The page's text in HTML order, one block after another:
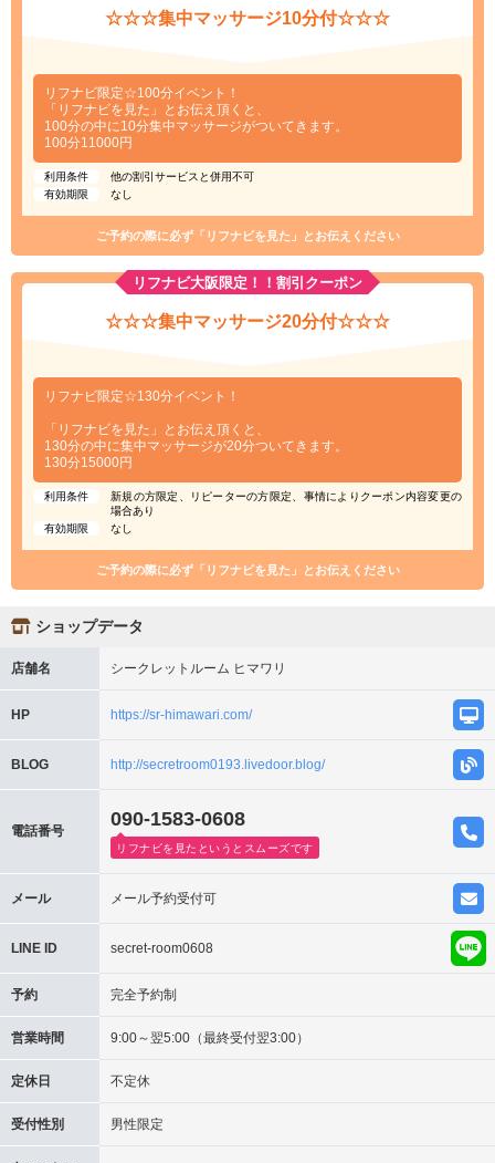
☆☆☆集中マッサージ10分付☆☆☆
リフナビ限定☆100分イベント！
「リフナビを見た」とお伝え頂くと、
100分の中に10分集中マッサージがついてきます。
100分11000円
利用条件
他の割引サービスと併用不可
有効期限
なし
ご予約の際に必ず「リフナビを見た」とお伝えください
リフナビ大阪限定！！割引クーポン
☆☆☆集中マッサージ20分付☆☆☆
リフナビ限定☆130分イベント！
「リフナビを見た」とお伝え頂くと、
130分の中に集中マッサージが20分ついてきます。
130分15000円
利用条件
新規の方限定、リピーターの方限定、事情によりクーポン内容変更の
場合あり
有効期限
なし
ご予約の際に必ず「リフナビを見た」とお伝えください
ショップデータ
店舗名 シークレットルーム ヒマワリ
HP https://sr-himawari.com/
BLOG http://secretroom0193.livedoor.blog/
電話番号
090-1583-0608
リフナビを見たというとスムーズです
メール メール予約受付可
LINE ID secret-room0608
予約 完全予約制
営業時間 9:00～翌5:00（最終受付翌3:00）
定休日 不定休
受付性別 男性限定